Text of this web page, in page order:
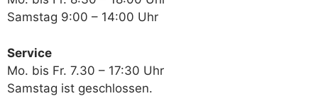
Samstag 9:00 – 14:00 Uhr
Service
Mo. bis Fr. 7.30 – 17:30 Uhr
Samstag ist geschlossen.